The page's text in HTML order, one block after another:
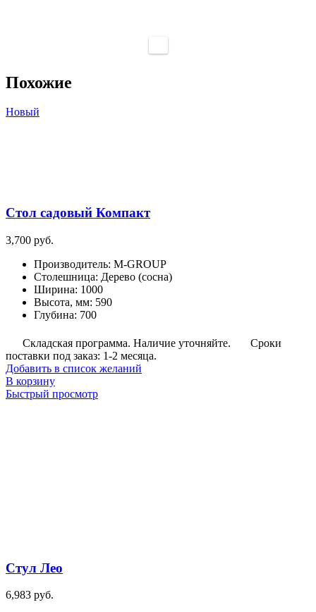
Похожие
Новый
Стол садовый Компакт
3,700 руб.
Производитель: M-GROUP
Столешница: Дерево (сосна)
Ширина: 1000
Высота, мм: 590
Глубина: 700
Складская программа. Наличие уточняйте.
Сроки
поставки под заказ: 1-2 месяца.
Добавить в список желаний
В корзину
Быстрый просмотр
Стул Лео
6,983 руб.